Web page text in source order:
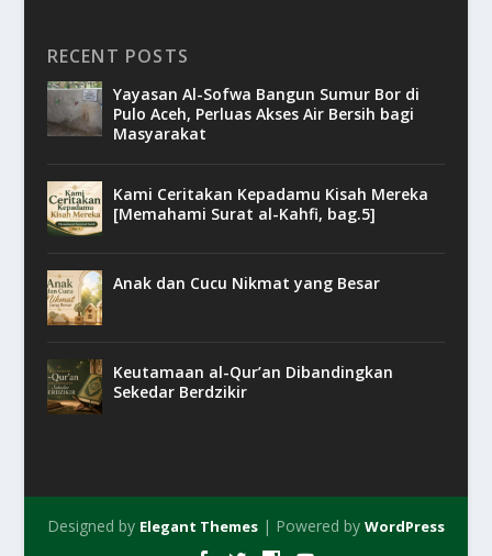
RECENT POSTS
Yayasan Al-Sofwa Bangun Sumur Bor di
Pulo Aceh, Perluas Akses Air Bersih bagi
Masyarakat
Kami Ceritakan Kepadamu Kisah Mereka
[Memahami Surat al-Kahfi, bag.5]
Anak dan Cucu Nikmat yang Besar
Keutamaan al-Qur’an Dibandingkan
Sekedar Berdzikir
Designed by Elegant Themes| Powered by WordPress